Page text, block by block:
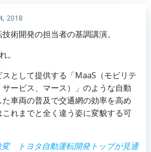
2018
術開発の担当者の基調講演。
。
として提供する「MaaS（モビリテ
サービス、マース）」のような自動
車両の普及で交通網の効率を高め
れまでと全く違う姿に変貌する可
変 トヨタ自動運転開発トップが見通